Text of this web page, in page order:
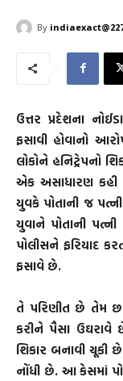
By
ઉત્તર પ્રદેશના
ફસાવી હોવાનો
લોકોને હનિટ્રેપનો
એક અસાધારણ કહી
યુવકે પોતાની જ
યુવાને પોતાની
પોલીસને ફરિયાદ
ફસાવે છે.
તે પરિણીત છે તેમ
કરીને પૈસા ઉઘરાવે
શિકાર બનાવી ચૂકી
નોંધી છે. આ કેસમાં